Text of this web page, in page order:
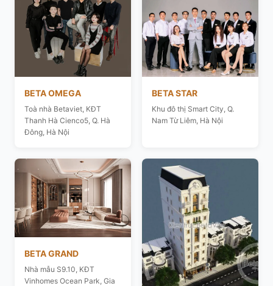
BETA OMEGA
Toà nhà Betaviet, KĐT
Thanh Hà Cienco5, Q. Hà
Đông, Hà Nội
BETA STAR
Khu đô thị Smart City, Q.
Nam Từ Liêm, Hà Nội
BETA GRAND
Nhà mẫu S9.10, KĐT
Vinhomes Ocean Park, Gia